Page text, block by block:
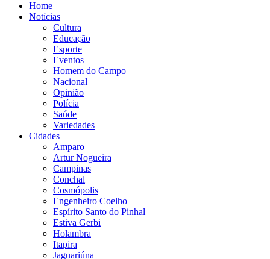
Home
Notícias
Cultura
Educação
Esporte
Eventos
Homem do Campo
Nacional
Opinião
Polícia
Saúde
Variedades
Cidades
Amparo
Artur Nogueira
Campinas
Conchal
Cosmópolis
Engenheiro Coelho
Espírito Santo do Pinhal
Estiva Gerbi
Holambra
Itapira
Jaguariúna